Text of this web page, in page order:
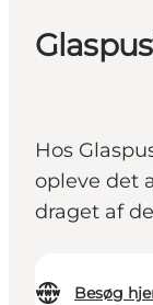
Hos
opleve det
draget af
Besøg